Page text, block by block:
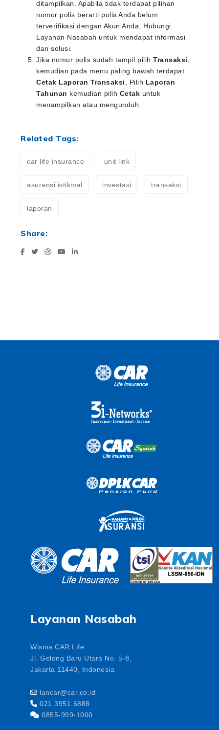
ditampilkan. Apabila tidak terdapat pilihan
nomor polis berarti polis Anda belum
terverifikasi dengan Akun Anda. Hubungi
Layanan Nasabah untuk mendapat informasi
dan solusi.
Jika nomor polis sudah tampil pilihTransaksi
kemudian pada menu paling bawah terdapat
Cetak Laporan Transaksi
, Pilih Laporan
Tahunan kemudian pilih Cetak untuk
menampilkan atau mengunduh.
Related Tags:
car life insurance unit link
asuransi istikmal investasi transaksi
laporan
Share:
Layanan Nasabah
Wisma CAR Life
Jl. Gelong Baru Utara No. 5-8,
Jakarta 11440, Indonesia
lancar@car.co.id
021 3951 6888
0855-999-1000